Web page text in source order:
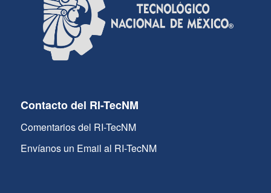
Contacto del RI-TecNM
Comentarios del RI-TecNM
Envíanos un Email al RI-TecNM